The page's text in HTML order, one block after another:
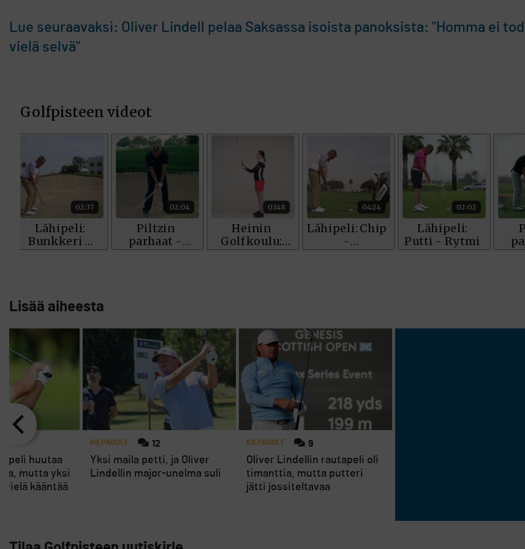
Lue seuraavaksi: Oliver Lindell pelaa Saksassa isoista panoksista: "Homma ei
vielä selvä"
Lisää aiheesta
KILPAGOLF 9
Oliver Lindellin rautapeli oli
timanttia, mutta putteri
jätti jossiteltavaa
peli huutaa
mutta yksi
vielä kääntää
KILPAGOLF 12
Yksi maila petti, ja Oliver
Lindellin major-unelma suli